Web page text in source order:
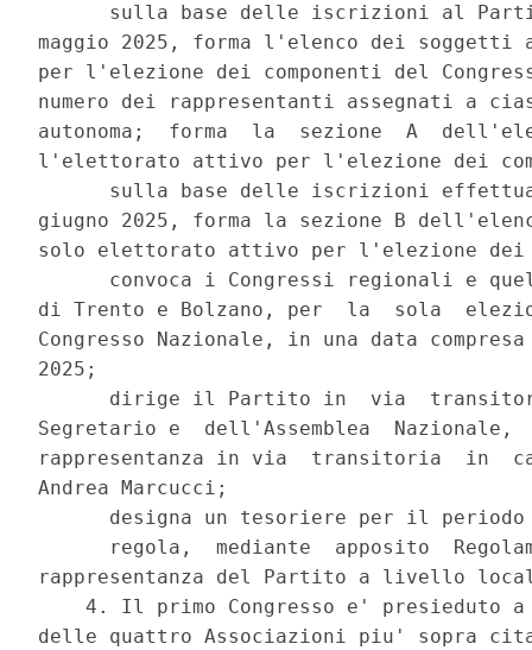
sulla base delle iscrizioni al
maggio 2025, forma l'elenco dei
per l'elezione dei componenti del
numero dei rappresentanti assegnati a
autonoma;  forma  la  sezione  A
l'elettorato attivo per l'elezione dei
sulla base delle iscrizioni
giugno 2025, forma la sezione B
solo elettorato attivo per l'elezione dei
convoca i Congressi regionali e
di Trento e Bolzano, per  la  sola
Congresso Nazionale, in una data
2025;
dirige il Partito in  via
Segretario e  dell'Assemblea
rappresentanza in via  transitoria  in
Andrea Marcucci;
designa un tesoriere per il
regola,  mediante  apposito
rappresentanza del Partito a livello
4. Il primo Congresso e' presieduto
delle quattro Associazioni piu' sopra